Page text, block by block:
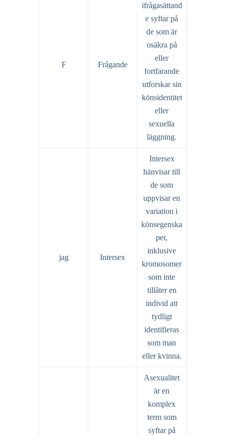
F Frågande
ifrågasättand
e syftar på
de som är
osäkra på
eller
fortfarande
utforskar sin
könsidentitet
eller
sexuella
läggning.
jag Intersex
Intersex
hänvisar till
de som
uppvisar en
variation i
könsegenska
per,
inklusive
kromosomer
som inte
tillåter en
individ att
tydligt
identifieras
som man
eller kvinna.
Asexualitet
är en
komplex
term som
syftar på